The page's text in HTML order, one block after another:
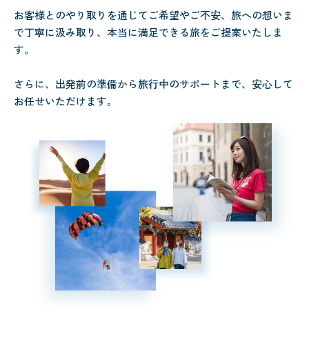
お客様とのやり取りを通じてご希望やご不安、旅への想いま
で丁寧に汲み取り、本当に満足できる旅をご提案いたしま
す。
さらに、出発前の準備から旅行中のサポートまで、安心して
お任せいただけます。